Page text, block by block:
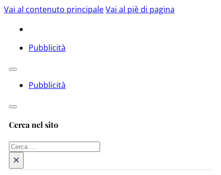
Vai al contenuto principaleVai al piè di pagina
Pubblicità
Pubblicità
Cerca nel sito
Cerca
×